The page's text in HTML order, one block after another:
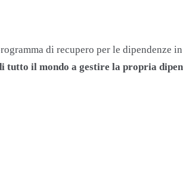
di recupero per le dipendenze
tutto il mondo a gestire la propria